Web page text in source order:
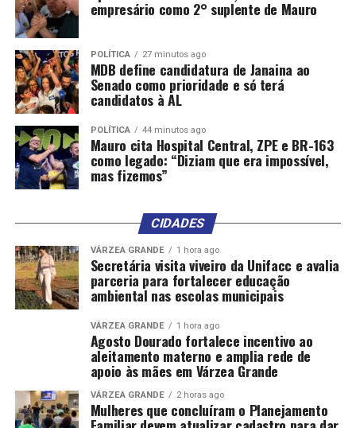
empresário como 2° suplente de Mauro
POLÍTICA 27 minutos ago
MDB define candidatura de Janaina ao
Senado como prioridade e só terá
candidatos à AL
POLÍTICA 44 minutos ago
Mauro cita Hospital Central, ZPE e BR-163
como legado: “Diziam que era impossível,
mas fizemos”
CIDADES
VÁRZEA GRANDE 1 hora ago
Secretária visita viveiro da Unifacc e avalia
parceria para fortalecer educação
ambiental nas escolas municipais
VÁRZEA GRANDE 1 hora ago
Agosto Dourado fortalece incentivo ao
aleitamento materno e amplia rede de
apoio às mães em Várzea Grande
VÁRZEA GRANDE 2 horas ago
Mulheres que concluíram o Planejamento